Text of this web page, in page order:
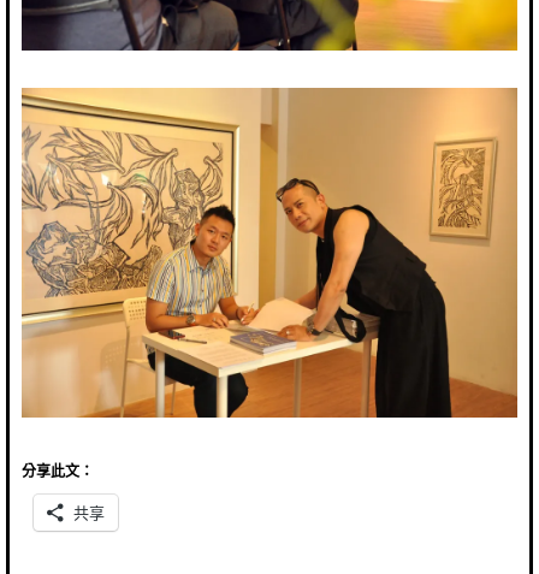
分享此文：
共享